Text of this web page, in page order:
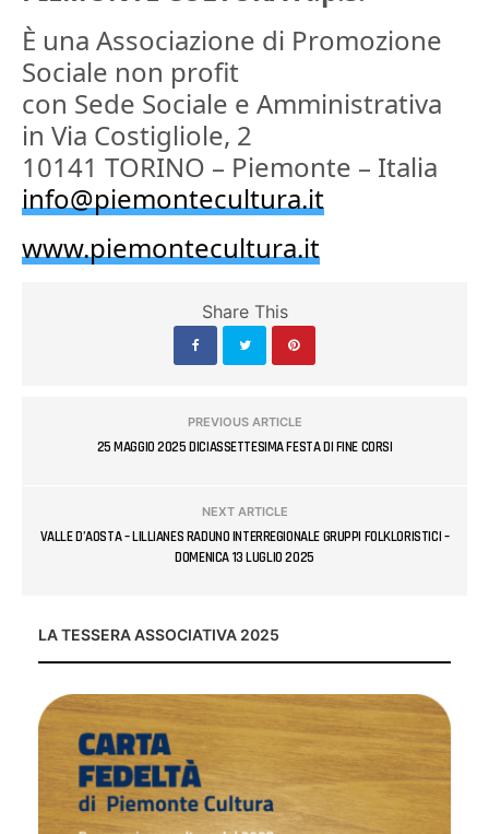
È una Associazione di Promozione
Sociale non profit
con Sede Sociale e Amministrativa
in Via Costigliole, 2
10141 TORINO – Piemonte – Italia
info@piemontecultura.it
www.piemontecultura.it
Share This
PREVIOUS ARTICLE
25 MAGGIO 2025 DICIASSETTESIMA FESTA DI FINE CORSI
NEXT ARTICLE
VALLE D’AOSTA – LILLIANES RADUNO INTERREGIONALE GRUPPI FOLKLORISTICI –
DOMENICA 13 LUGLIO 2025
LA TESSERA ASSOCIATIVA 2025